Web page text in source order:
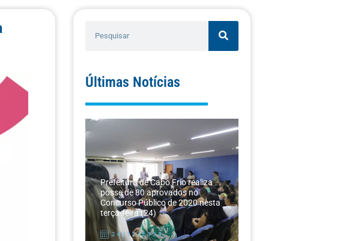
Últimas Notícias
Prefeitura de Cabo Frio realiza
posse de 80 aprovados no
Concurso Público de 2020 nesta
terça-feira (24)
24/12/2024